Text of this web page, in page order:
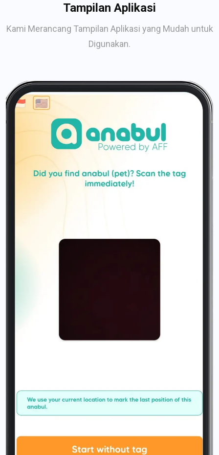
Tampilan Aplikasi
Kami Merancang Tampilan Aplikasi yang Mudah untuk
Digunakan.